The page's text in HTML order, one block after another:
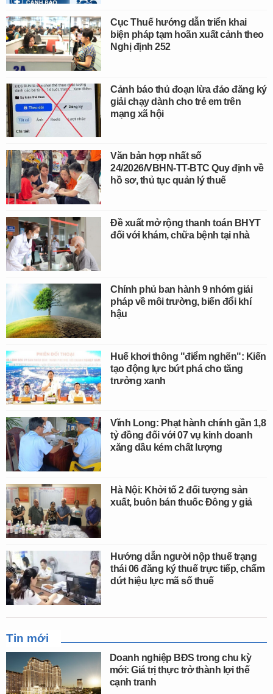
Cục Thuế hướng dẫn triển khai
biện pháp tạm hoãn xuất cảnh theo
Nghị định 252
Cảnh báo thủ đoạn lừa đảo đăng ký
giải chạy dành cho trẻ em trên
mạng xã hội
Văn bản hợp nhất số
24/2026/VBHN-TT-BTC Quy định về
hồ sơ, thủ tục quản lý thuế
Đề xuất mở rộng thanh toán BHYT
đối với khám, chữa bệnh tại nhà
Chính phủ ban hành 9 nhóm giải
pháp về môi trường, biến đổi khí
hậu
Huế khơi thông "điểm nghẽn": Kiến
tạo động lực bứt phá cho tăng
trưởng xanh
Vĩnh Long: Phạt hành chính gần 1,8
tỷ đồng đối với 07 vụ kinh doanh
xăng dầu kém chất lượng
Hà Nội: Khởi tố 2 đối tượng sản
xuất, buôn bán thuốc Đông y giả
Hướng dẫn người nộp thuế trạng
thái 06 đăng ký thuế trực tiếp, chấm
dứt hiệu lực mã số thuế
Tin mới
Doanh nghiệp BĐS trong chu kỳ
mới: Giá trị thực trở thành lợi thế
cạnh tranh